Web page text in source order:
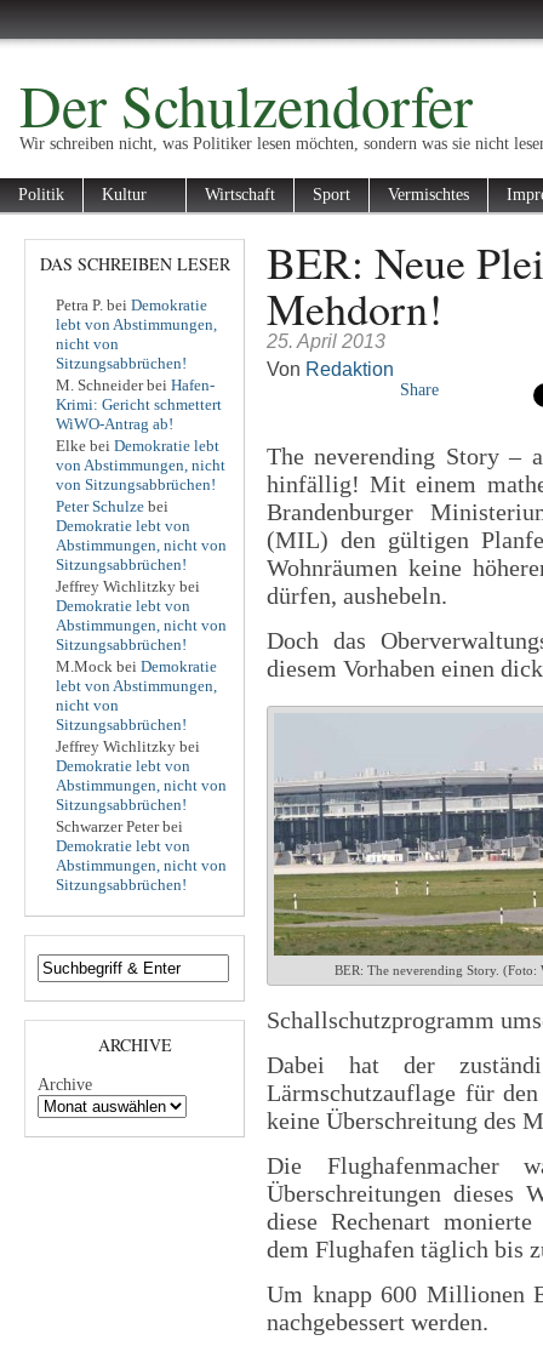
Der Schulzendorfer
Wir schreiben nicht, was Politiker lesen möchten, sondern was sie nicht
Politik Kultur Wirtschaft Sport Vermischtes
DAS SCHREIBEN LESER
Petra P. bei Demokratie
lebt von Abstimmungen,
nicht von
Sitzungsabbrüchen!
M. Schneiderbei Hafen-
Krimi: Gericht schmettert
WiWO-Antrag ab!
Elke bei Demokratie lebt
von Abstimmungen, nicht
von Sitzungsabbrüchen!
Peter Schulze bei
Demokratie lebt von
Abstimmungen, nicht von
Sitzungsabbrüchen!
Jeffrey Wichlitzky bei
Demokratie lebt von
Abstimmungen, nicht von
Sitzungsabbrüchen!
M.Mock bei Demokratie
lebt von Abstimmungen,
nicht von
Sitzungsabbrüchen!
Jeffrey Wichlitzky bei
Demokratie lebt von
Abstimmungen, nicht von
Sitzungsabbrüchen!
Schwarzer Peterbei
Demokratie lebt von
Abstimmungen, nicht von
Sitzungsabbrüchen!
ARCHIVE
Archive
BER: Neue
Mehdorn!
25. April 2013
Von Redaktion
Share
The neverending Story –
hinfällig! Mit einem
Brandenburger
(MIL) den gültigen
Wohnräumen keine
dürfen, aushebeln.
Doch das
diesem Vorhaben einen
BER: The neverending Story. (Foto:
Schallschutzprogramm
Dabei hat der
Lärmschutzauflage für
keine Überschreitung des
Die Flughafenmacher
Überschreitungen dieses
diese Rechenart
dem Flughafen täglich bis
Um knapp 600 Millionen
nachgebessert werden.